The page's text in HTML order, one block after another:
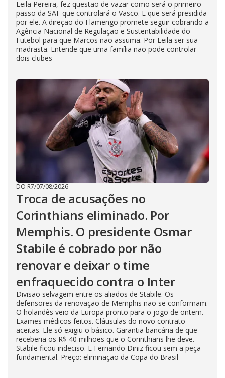
Leila Pereira, fez questão de vazar como será o primeiro
passo da SAF que controlará o Vasco. E que será presidida
por ele. A direção do Flamengo promete seguir cobrando a
Agência Nacional de Regulação e Sustentabilidade do
Futebol para que Marcos não assuma. Por Leila ser sua
madrasta. Entende que uma família não pode controlar
dois clubes
DO R7/07/08/2026
Troca de acusações no
Corinthians eliminado. Por
Memphis. O presidente Osmar
Stabile é cobrado por não
renovar e deixar o time
enfraquecido contra o Inter
Divisão selvagem entre os aliados de Stabile. Os
defensores da renovação de Memphis não se conformam.
O holandês veio da Europa pronto para o jogo de ontem.
Exames médicos feitos. Cláusulas do novo contrato
aceitas. Ele só exigiu o básico. Garantia bancária de que
receberia os R$ 40 milhões que o Corinthians lhe deve.
Stabile ficou indeciso. E Fernando Diniz ficou sem a peça
fundamental. Preço: eliminação da Copa do Brasil